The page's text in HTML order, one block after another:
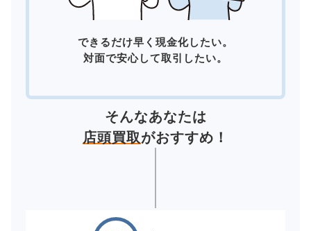
できるだけ早く現金化したい。
対面で安心して取引したい。
そんなあなたは
店頭買取がおすすめ！